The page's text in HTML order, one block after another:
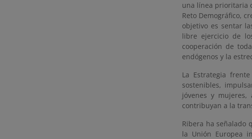
una línea prioritaria
Reto Demográfico,
objetivo es sentar
libre ejercicio de
cooperación de
endógenos y la
La Estrategia
sostenibles,
jóvenes y
contribuyan a la
Ribera ha señalado
la Unión Europea